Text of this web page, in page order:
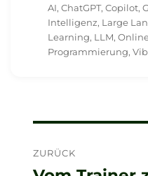
AI,ChatGPT,Copilot,
Intelligenz, Large
Learning, LLM,
Programmierung,
ZURÜCK